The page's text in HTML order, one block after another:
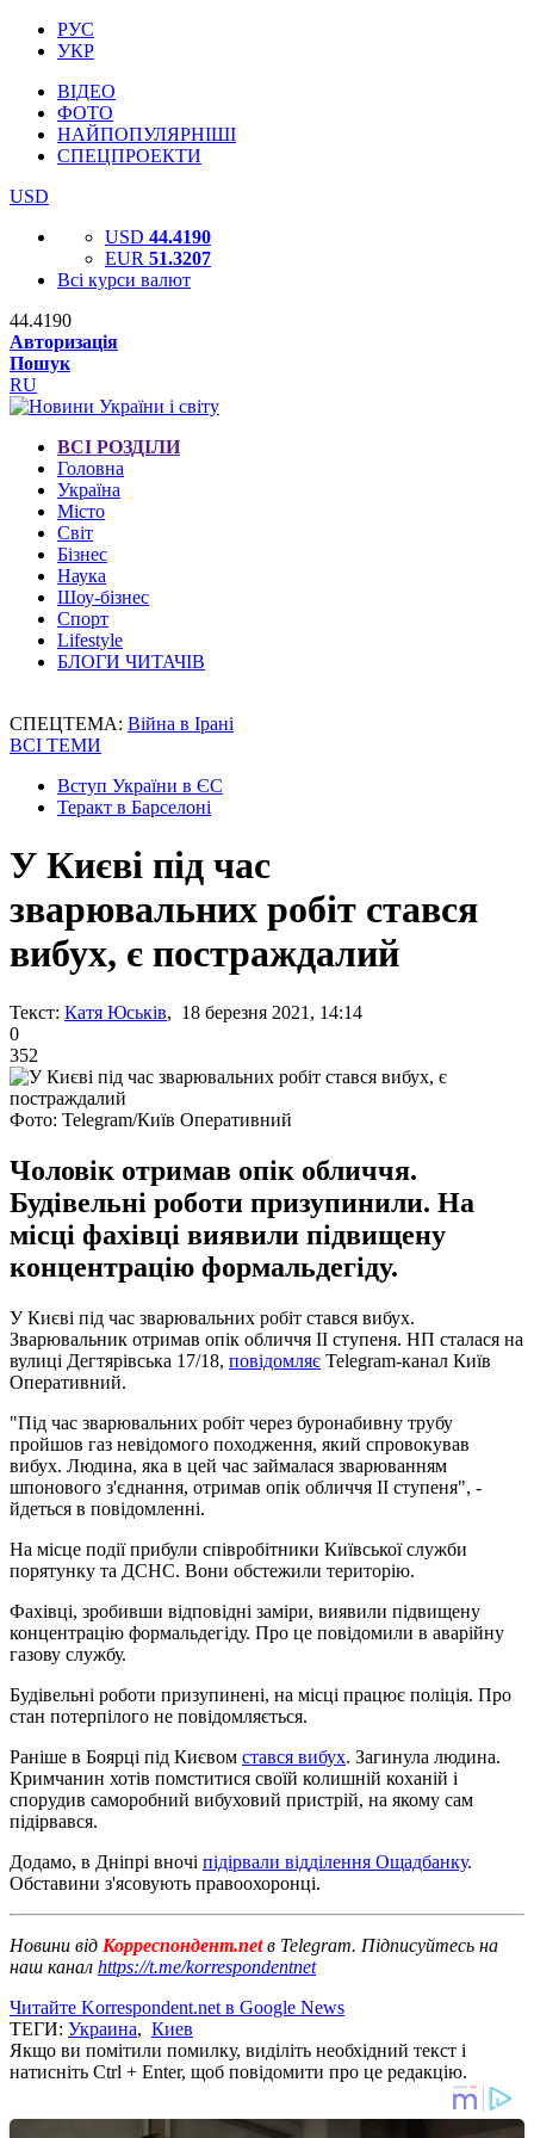
РУС
УКР
ВІДЕО
ФОТО
НАЙПОПУЛЯРНІШІ
СПЕЦПРОЕКТИ
USD
USD 44.4190
EUR 51.3207
Всі курси валют
44.4190
Авторизація
Пошук
RU
ВСІ РОЗДІЛИ
Головна
Україна
Місто
Світ
Бізнес
Наука
Шоу-бізнес
Спорт
Lifestyle
БЛОГИ ЧИТАЧІВ
СПЕЦТЕМА: Війна в Ірані
ВСІ ТЕМИ
Вступ України в ЄС
Теракт в Барселоні
У Києві під час
зварювальних робіт стався
вибух, є постраждалий
Текст: Катя Юськів, 18 березня 2021, 14:14
0
352
Фото: Telegram/Київ Оперативний
Чоловік отримав опік обличчя.
Будівельні роботи призупинили. На
місці фахівці виявили підвищену
концентрацію формальдегіду.
У Києві під час зварювальних робіт стався вибух.
Зварювальник отримав опік обличчя II ступеня. НП сталася на
вулиці Дегтярівська 17/18, повідомляє Telegram-канал Київ
Оперативний.
"Під час зварювальних робіт через буронабивну трубу
пройшов газ невідомого походження, який спровокував
вибух. Людина, яка в цей час займалася зварюванням
шпонового з'єднання, отримав опік обличчя II ступеня", -
йдеться в повідомленні.
На місце події прибули співробітники Київської служби
порятунку та ДСНС. Вони обстежили територію.
Фахівці, зробивши відповідні заміри, виявили підвищену
концентрацію формальдегіду. Про це повідомили в аварійну
газову службу.
Будівельні роботи призупинені, на місці працює поліція. Про
стан потерпілого не повідомляється.
Раніше в Боярці під Києвом стався вибух. Загинула людина.
Кримчанин хотів помститися своїй колишній коханій і
спорудив саморобний вибуховий пристрій, на якому сам
підірвався.
Додамо, в Дніпрі вночі підірвали відділення Ощадбанку.
Обставини з'ясовують правоохоронці.
Новини від Корреспондент.netв Telegram. Підписуйтесь на
наш канал https://t.me/korrespondentnet
Читайте Korrespondent.net в Google News
ТЕГИ: Украина, Киев
Якщо ви помітили помилку, виділіть необхідний текст і
натисніть Ctrl + Enter, щоб повідомити про це редакцію.